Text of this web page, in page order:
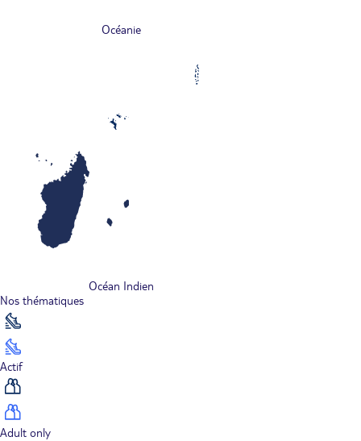
Océanie
Océan Indien
Nos thématiques
Actif
Adult only